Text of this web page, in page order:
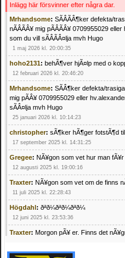
Inlägg här försvinner efter några dar.
Mrhandsome: SÃÂÃÂ¶ker defekta/
nÃÂÃÂ¥ mig pÃÂÃÂ¥ 0709955029
som du vill sÃÂÃÂ¤lja mvh Hugo
1 maj 2026 kl. 20:00:35
hoho2131: behÃ¶ver hjÃ¤lp med o
12 februari 2026 kl. 20:46:20
Mrhandsome: SÃÂ¶ker defekta/
mig pÃÂ¥ 0709955029 eller
sÃÂ¤lja mvh Hugo
25 januari 2026 kl. 10:14:23
christopher: sÃ¶ker hÃ¶ger fotstÃ¶d
17 september 2025 kl. 14:31:25
Gregee: NÃ¥gon som vet hur man
12 augusti 2025 kl. 19:00:16
Traxter: NÃ¥gon som vet om de finns
11 juli 2025 kl. 22:28:43
Högdahl : ðªð¼ðªð¼ðªð¼
12 juni 2025 kl. 23:53:36
Traxter: Morgon pÃ¥ er. Finns det